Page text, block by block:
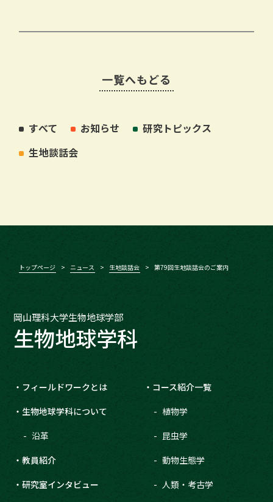
一覧へもどる
すべて お知らせ
研究トピックス
生地談話会
トップページ ニュース 生地談話会 第79回生地談話会のご案内
岡山理科大学生物地球学部
生物地球学科
フィールドワークとは
生物地球学科について
沿革
教員紹介
研究室インタビュー
コース紹介一覧
植物学
昆虫学
動物生態学
人類・考古学